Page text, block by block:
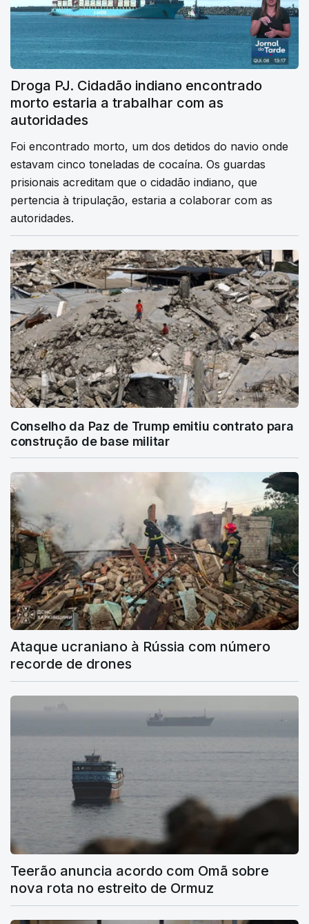
Droga PJ. Cidadão indiano encontrado
morto estaria a trabalhar com as
autoridades
Foi encontrado morto, um dos detidos do navio onde
estavam cinco toneladas de cocaína. Os guardas
prisionais acreditam que o cidadão indiano, que
pertencia à tripulação, estaria a colaborar com as
autoridades.
Conselho da Paz de Trump emitiu contrato para
construção de base militar
Ataque ucraniano à Rússia com número
recorde de drones
Teerão anuncia acordo com Omã sobre
nova rota no estreito de Ormuz